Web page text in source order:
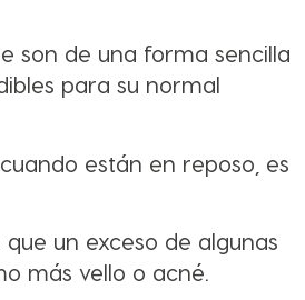
son de una forma sencilla
para su normal
están en reposo, es
un exceso de algunas
más vello o acné.